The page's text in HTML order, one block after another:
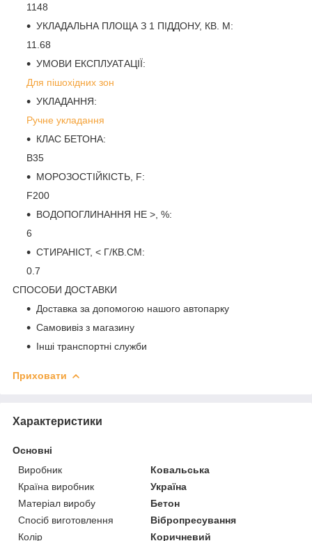
1148
УКЛАДАЛЬНА ПЛОЩА З 1 ПІДДОНУ, КВ. М:
11.68
УМОВИ ЕКСПЛУАТАЦІЇ:
Для пішохідних зон
УКЛАДАННЯ:
Ручне укладання
КЛАС БЕТОНА:
B35
МОРОЗОСТІЙКІСТЬ, F:
F200
ВОДОПОГЛИНАННЯ НЕ >, %:
6
СТИРАНІСТ, < Г/КВ.СМ:
0.7
СПОСОБИ ДОСТАВКИ
Доставка за допомогою нашого автопарку
Самовивіз з магазину
Інші транспортні служби
Приховати
Характеристики
Основні
Виробник
Ковальська
Країна виробник
Україна
Матеріал виробу
Бетон
Спосіб виготовлення
Вібропресування
Колір
Коричневий